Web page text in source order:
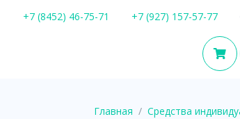
+7 (8452) 46-75-71 +7 (927) 157-57-77
Главная
Средства